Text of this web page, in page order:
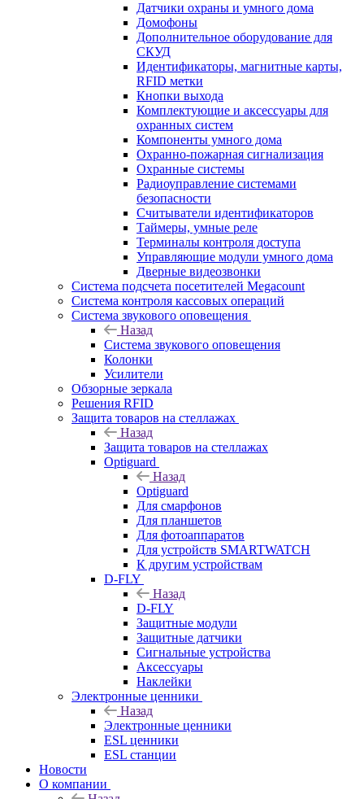
Датчики охраны и умного дома
Домофоны
Дополнительное оборудование для
СКУД
Идентификаторы, магнитные карты,
RFID метки
Кнопки выхода
Комплектующие и аксессуары для
охранных систем
Компоненты умного дома
Охранно-пожарная сигнализация
Охранные системы
Радиоуправление системами
безопасности
Считыватели идентификаторов
Таймеры, умные реле
Терминалы контроля доступа
Управляющие модули умного дома
Дверные видеозвонки
Система подсчета посетителей Megacount
Система контроля кассовых операций
Система звукового оповещения
Назад
Система звукового оповещения
Колонки
Усилители
Обзорные зеркала
Решения RFID
Защита товаров на стеллажах
Назад
Защита товаров на стеллажах
Optiguard
Назад
Optiguard
Для смарфонов
Для планшетов
Для фотоаппаратов
Для устройств SMARTWATCH
К другим устройствам
D-FLY
Назад
D-FLY
Защитные модули
Защитные датчики
Сигнальные устройства
Аксессуары
Наклейки
Электронные ценники
Назад
Электронные ценники
ESL ценники
ESL станции
Новости
О компании